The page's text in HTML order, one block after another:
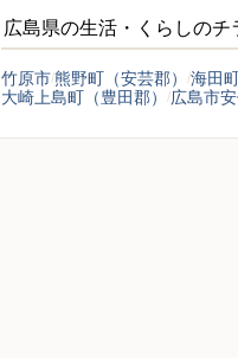
広島県の生活・くらしのチ
竹原市熊野町（安芸郡） 海田
大崎上島町（豊田郡）
広島市